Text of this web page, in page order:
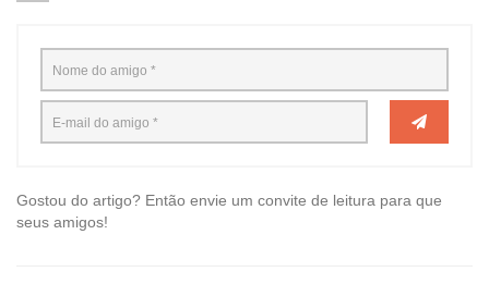
Gostou do artigo? Então envie um convite de leitura para que
seus amigos!